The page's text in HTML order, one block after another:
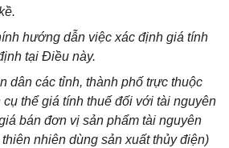
hướng dẫn việc xác định giá tính
tại Điều này.
dân các tỉnh, thành phố trực thuộc
thể giá tính thuế đối với tài nguyên
bán đơn vị sản phẩm tài nguyên
nhiên dùng sản xuất thủy điện)